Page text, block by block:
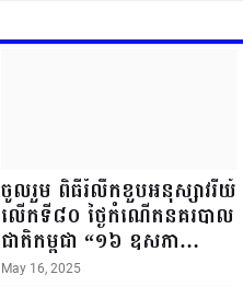
ចូលរួម ពិធីរំលឹកខួបអនុស្សាវរីយ៍
លើកទី៨០ ថ្ងៃកំណើតនគរបាល
ជាតិកម្ពុជា “១៦ ឧសភា
១៩៤៥ ~ ១៦ ឧសភា
May 16, 2025